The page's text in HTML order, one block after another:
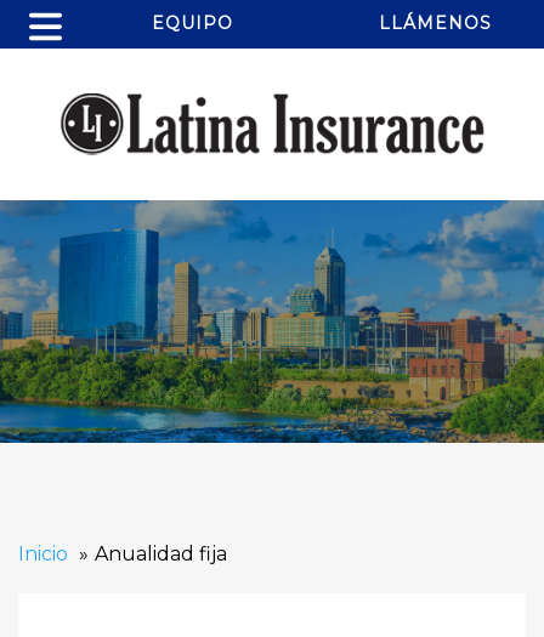
EQUIPO LLÁMENOS
Inicio Anualidad fija